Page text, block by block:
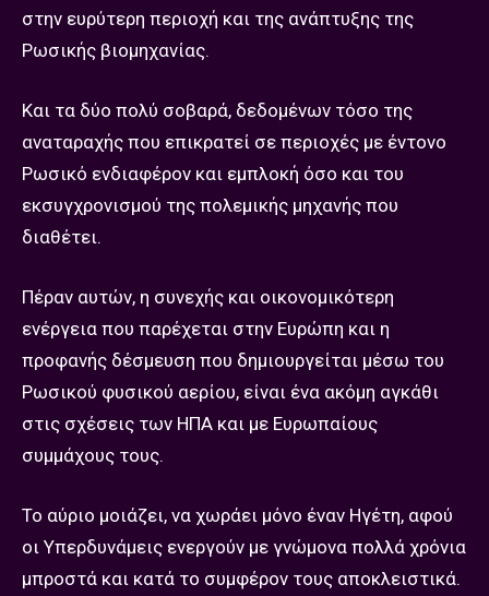
στην ευρύτερη περιοχή και της ανάπτυξης της
Ρωσικής βιομηχανίας.
Και τα δύο πολύ σοβαρά, δεδομένων τόσο της
αναταραχής που επικρατεί σε περιοχές με έντονο
Ρωσικό ενδιαφέρον και εμπλοκή όσο και του
εκσυγχρονισμού της πολεμικής μηχανής που
διαθέτει.
Πέραν αυτών, η συνεχής και οικονομικότερη
ενέργεια που παρέχεται στην Ευρώπη και η
προφανής δέσμευση που δημιουργείται μέσω του
Ρωσικού φυσικού αερίου, είναι ένα ακόμη αγκάθι
στις σχέσεις των ΗΠΑ και με Ευρωπαίους
συμμάχους τους.
Το αύριο μοιάζει, να χωράει μόνο έναν Ηγέτη, αφού
οι Υπερδυνάμεις ενεργούν με γνώμονα πολλά χρόνια
μπροστά και κατά το συμφέρον τους αποκλειστικά.